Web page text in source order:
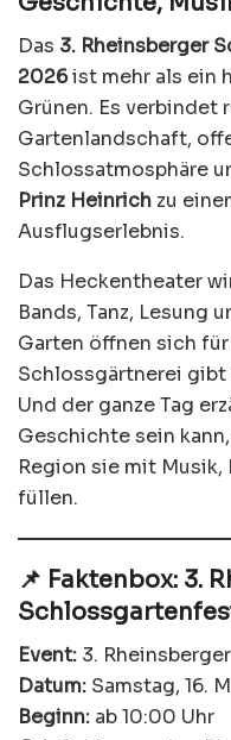
Das 3. Rheinsberger
2026ist mehr als ein
Grünen. Es
Gartenlandschaft,
Schlossatmosphäre
Prinz Heinrich zu
Ausflugserlebnis.
Das Heckentheater
Bands, Tanz, Lesung
Garten öffnen sich
Schlossgärtnerei
Und der ganze Tag
Geschichte sein
Region sie mit Musik,
füllen.
📌 Faktenbox: 3.
Event: 3.
Datum: Samstag, 16.
Beginn: ab 10:00 Uhr